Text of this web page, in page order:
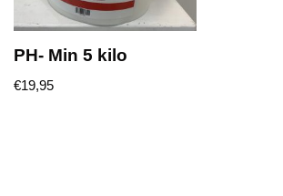
PH- Min 5 kilo
€19,95